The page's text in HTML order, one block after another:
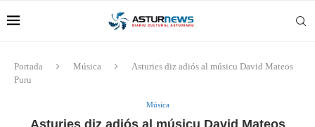
Portada Música
Asturies diz adiós al músicu David Mateos
Puru
Música
Asturies diz adiós al músicu David Mateos